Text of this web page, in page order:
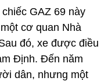
GAZ 69 này
cơ quan Nhà
đó, xe được điều
Định. Đến năm
dân, nhưng một